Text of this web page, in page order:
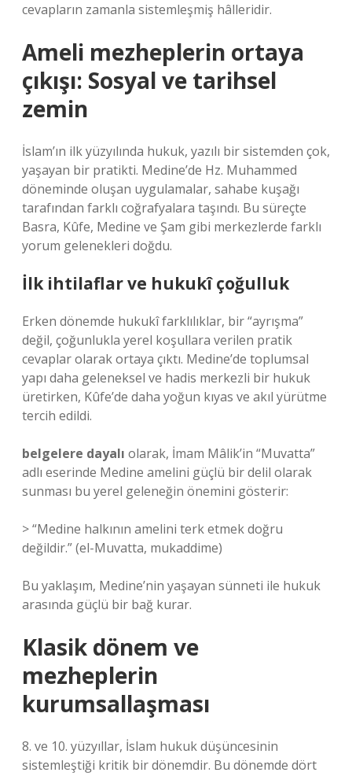
cevapların zamanla sistemleşmiş hâlleridir.
Ameli mezheplerin ortaya
çıkışı: Sosyal ve tarihsel
zemin
İslam’ın ilk yüzyılında hukuk, yazılı bir sistemden çok,
yaşayan bir pratikti. Medine’de Hz. Muhammed
döneminde oluşan uygulamalar, sahabe kuşağı
tarafından farklı coğrafyalara taşındı. Bu süreçte
Basra, Kûfe, Medine ve Şam gibi merkezlerde farklı
yorum gelenekleri doğdu.
İlk ihtilaflar ve hukukî çoğulluk
Erken dönemde hukukî farklılıklar, bir “ayrışma”
değil, çoğunlukla yerel koşullara verilen pratik
cevaplar olarak ortaya çıktı. Medine’de toplumsal
yapı daha geleneksel ve hadis merkezli bir hukuk
üretirken, Kûfe’de daha yoğun kıyas ve akıl yürütme
tercih edildi.
belgelere dayalı olarak, İmam Mâlik’in “Muvatta”
adlı eserinde Medine amelini güçlü bir delil olarak
sunması bu yerel geleneğin önemini gösterir:
> “Medine halkının amelini terk etmek doğru
değildir.” (el-Muvatta, mukaddime)
Bu yaklaşım, Medine’nin yaşayan sünneti ile hukuk
arasında güçlü bir bağ kurar.
Klasik dönem ve
mezheplerin
kurumsallaşması
8. ve 10. yüzyıllar, İslam hukuk düşüncesinin
sistemleştiği kritik bir dönemdir. Bu dönemde dört